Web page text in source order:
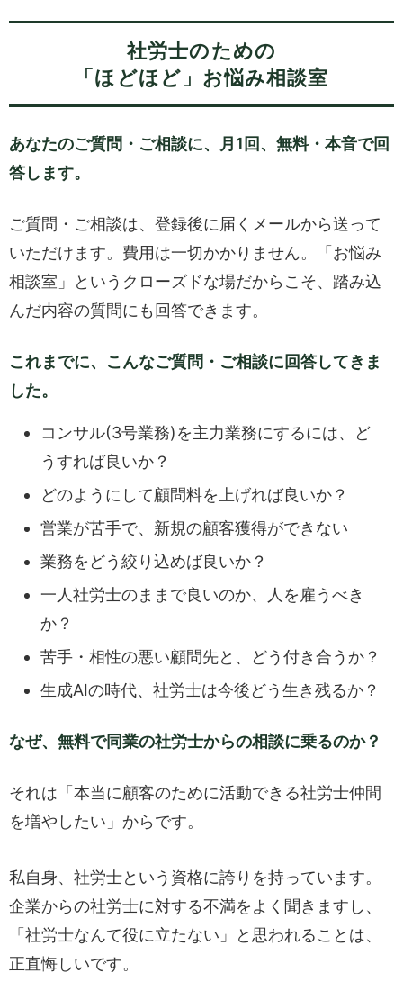
社労士のための
「ほどほど」お悩み相談室
あなたのご質問・ご相談に、月1回、無料・本音で回
答します。
ご質問・ご相談は、登録後に届くメールから送って
いただけます。費用は一切かかりません。「お悩み
相談室」というクローズドな場だからこそ、踏み込
んだ内容の質問にも回答できます。
これまでに、こんなご質問・ご相談に回答してきま
した。
コンサル(3号業務)を主力業務にするには、ど
うすれば良いか？
どのようにして顧問料を上げれば良いか？
営業が苦手で、新規の顧客獲得ができない
業務をどう絞り込めば良いか？
一人社労士のままで良いのか、人を雇うべき
か？
苦手・相性の悪い顧問先と、どう付き合うか？
生成AIの時代、社労士は今後どう生き残るか？
なぜ、無料で同業の社労士からの相談に乗るのか？
それは「本当に顧客のために活動できる社労士仲間
を増やしたい」からです。
私自身、社労士という資格に誇りを持っています。
企業からの社労士に対する不満をよく聞きますし、
「社労士なんて役に立たない」と思われることは、
正直悔しいです。